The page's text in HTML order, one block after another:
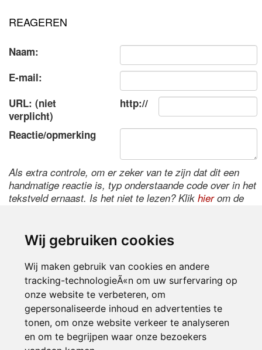
Wij gebruiken cookies
Wij maken gebruik van cookies en andere
tracking-technologieÃ«n om uw surfervaring op
onze website te verbeteren, om
gepersonaliseerde inhoud en advertenties te
tonen, om onze website verkeer te analyseren
en om te begrijpen waar onze bezoekers
REAGEREN
Naam:
E-mail:
URL: (niet
verplicht)
http://
Reactie/opmerking
Als extra controle, om er zeker van te zijn dat dit een
handmatige reactie is, typ onderstaande code over in het
tekstveld ernaast. Is het niet te lezen? Klik hierom de
Inloggen